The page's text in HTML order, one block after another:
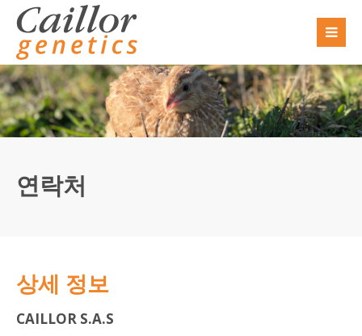
Sorry, item "offcanvas-col1" does not exist.
Sorry, item "offcanvas-col2" does not exist.
Sorry, item "offcanvas-col3" does not exist.
Sorry, item "offcanvas-col4" does not exist.
연락처
상세 정보
CAILLOR S.A.S